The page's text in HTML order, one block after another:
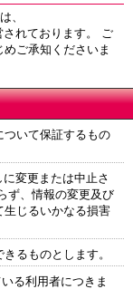
、
されております。 ご
ご承知くださいま
ついて保証するもの
変更または中止さ
ず、情報の変更及び
生じるいかなる損害
るものとします。
る利用者につきま